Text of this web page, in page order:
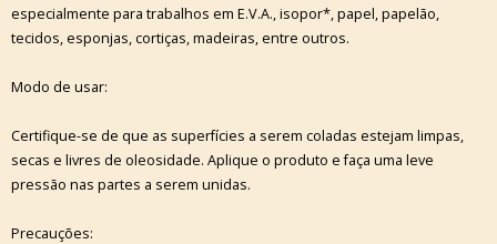
especialmente para trabalhos em E.V.A., isopor*, papel, papelão,
tecidos, esponjas, cortiças, madeiras, entre outros.
Modo de usar:
Certifique-se de que as superfícies a serem coladas estejam limpas,
secas e livres de oleosidade. Aplique o produto e faça uma leve
pressão nas partes a serem unidas.
Precauções: